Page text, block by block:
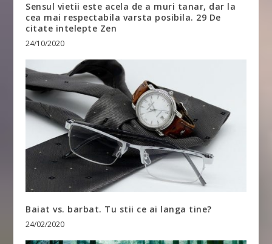
Sensul vietii este acela de a muri tanar, dar la
cea mai respectabila varsta posibila. 29 De
citate intelepte Zen
24/10/2020
Baiat vs. barbat. Tu stii ce ai langa tine?
24/02/2020